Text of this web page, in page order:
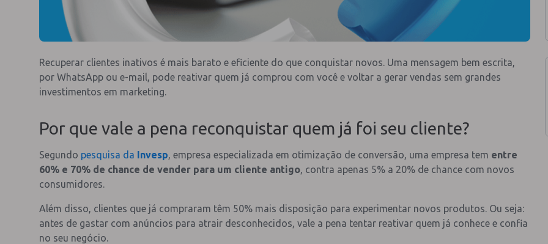
Recuperar clientes inativos é mais barato e eficiente do que conquistar novos. Uma mensagem bem escrita,
por WhatsApp ou e-mail, pode reativar quem já comprou com você e voltar a gerar vendas sem grandes
investimentos em marketing.
Por que vale a pena reconquistar quem já foi seu cliente?
Segundo pesquisa da Invesp, empresa especializada em otimização de conversão, uma empresa tem entre
60% e 70% de chance de vender para um cliente antigo, contra apenas 5% a 20% de chance com novos
consumidores.
Além disso, clientes que já compraram têm 50% mais disposição para experimentar novos produtos. Ou seja:
antes de gastar com anúncios para atrair desconhecidos, vale a pena tentar reativar quem já conhece e confia
no seu negócio.